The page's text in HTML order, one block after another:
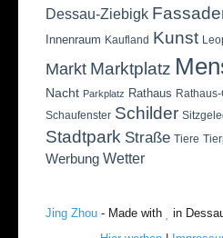
Dessau-Ziebigk
Innenraum Kaufland Kunst
Markt Marktplatz
Nacht Parkplatz Rathaus
Schaufenster Schilder
Stadtpark Straße Tiere
Werbung Wetter
Jing Zhou - Made with
in